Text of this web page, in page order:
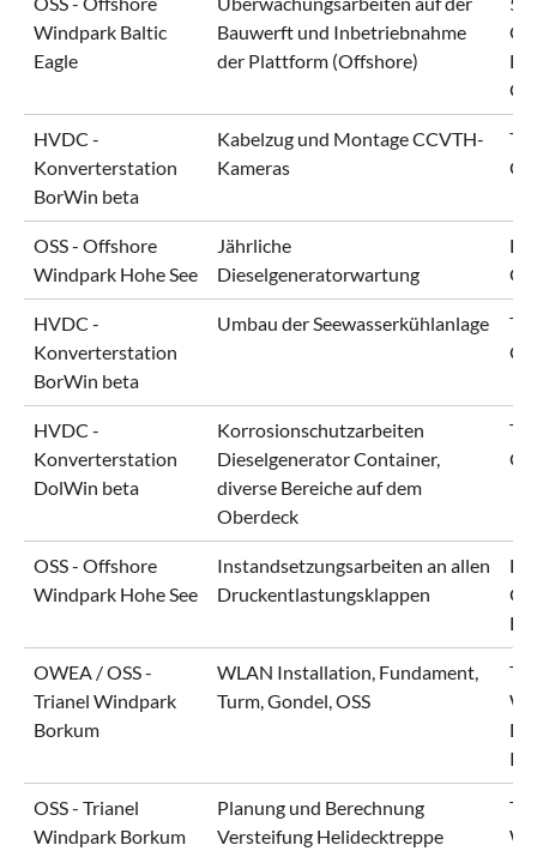
Windpark Baltic
Eagle
Bauwerft und Inbetriebnahme
der Plattform (Offshore)
HVDC -
Konverterstation
BorWin beta
Kabelzug und Montage CCVTH-
Kameras
OSS - Offshore
Windpark Hohe See
Jährliche
Dieselgeneratorwartung
HVDC -
Konverterstation
BorWin beta
Umbau der Seewasserkühlanlage
HVDC -
Konverterstation
DolWin beta
Korrosionschutzarbeiten
Dieselgenerator Container,
diverse Bereiche auf dem
Oberdeck
OSS - Offshore
Windpark Hohe See
Instandsetzungsarbeiten an allen
Druckentlastungsklappen
OWEA / OSS -
Trianel Windpark
Borkum
WLAN Installation, Fundament,
Turm, Gondel, OSS
KG
OSS - Trianel
Windpark Borkum
Planung und Berechnung
Versteifung Helidecktreppe